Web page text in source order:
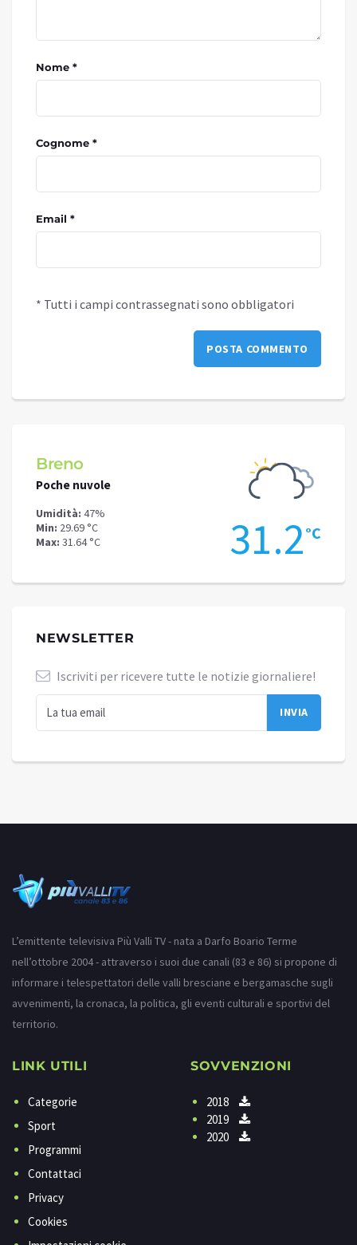
Nome *
Cognome *
Email *
* Tutti i campi contrassegnati sono obbligatori
Breno
Poche nuvole
Umidità: 47%
Min: 29.69 °C
Max: 31.64 °C 31.2°C
NEWSLETTER
Iscriviti per ricevere tutte le notizie giornaliere!
L’emittente televisiva Più Valli TV - nata a Darfo Boario Terme
nell’ottobre 2004 - attraverso i suoi due canali (83 e 86) si propone di
informare i telespettatori delle valli bresciane e bergamasche sugli
avvenimenti, la cronaca, la politica, gli eventi culturali e sportivi del
territorio.
LINK UTILI
Categorie
Sport
Programmi
Contattaci
Privacy
Cookies
SOVVENZIONI
2018
2019
2020